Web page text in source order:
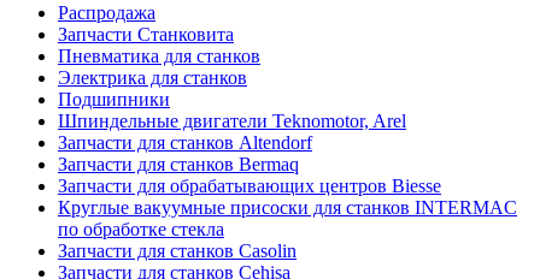
Распродажа
Запчасти Станковита
Пневматика для станков
Электрика для станков
Подшипники
Шпиндельные двигатели Teknomotor, Arel
Запчасти для станков Altendorf
Запчасти для станков Bermaq
Запчасти для обрабатывающих центров Biesse
Круглые вакуумные присоски для станков INTERMAC
по обработке стекла
Запчасти для станков Casolin
Запчасти для станков Cehisa